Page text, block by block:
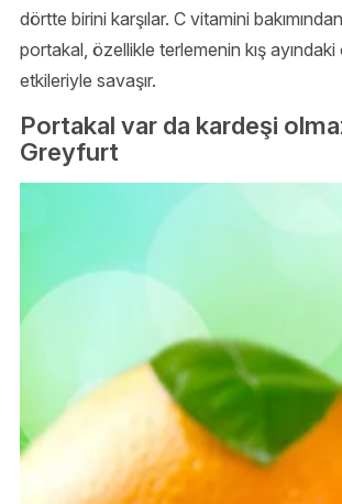
dörtte birini karşılar. C vitamini
portakal, özellikle terlemenin kış
etkileriyle savaşır.
Portakal var da kardeşi
Greyfurt